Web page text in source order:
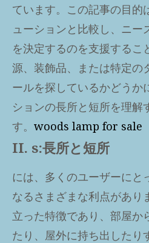
ています。この記事の目的
ューションと比較し、ニー
を決定するのを支援するこ
源、装飾品、または特定の
ールを探しているかどうか
ションの長所と短所を理解
す。 woods lamp for sale
II. s:長所と短所
には、多くのユーザーにと
なるさまざまな利点があり
立った特徴であり、部屋か
たり、屋外に持ち出したり